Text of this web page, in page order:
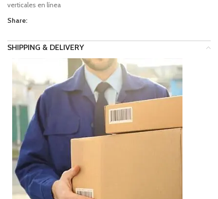
verticales en línea
Share:
SHIPPING & DELIVERY